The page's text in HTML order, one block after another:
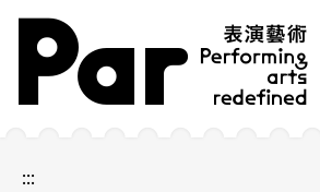
跳到主要內容區塊
網站導覽
:::